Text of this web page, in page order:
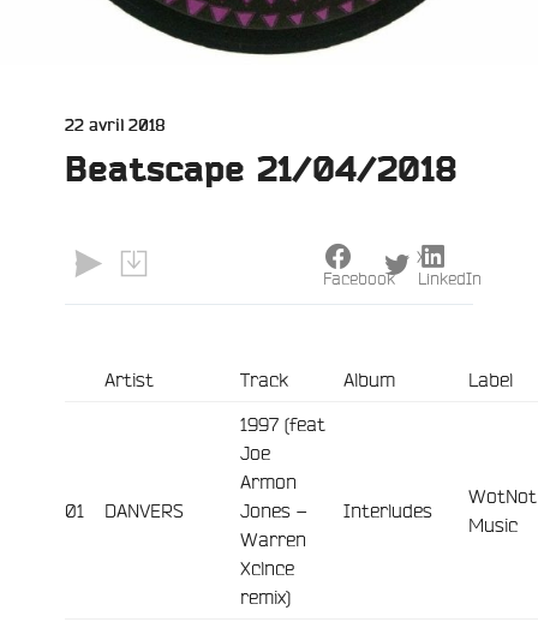
Publié
22 avril 2018
Beatscape 21/04/2018
Artist Track Album Label
01 DANVERS
1997 (feat
Joe
Armon
Jones –
Warren
Xclnce
remix)
Interludes
WotNot
Music
Facebook
X
LinkedIn